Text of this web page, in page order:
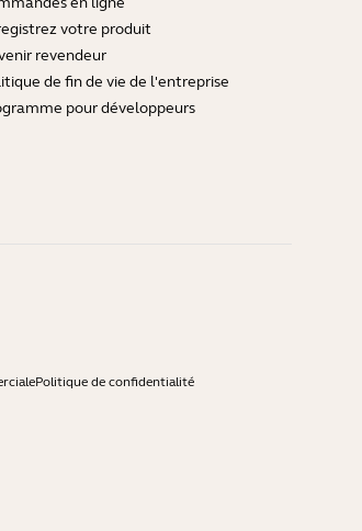
votre produit
revendeur
de fin de vie de l'entreprise
pour développeurs
Politique de confidentialité